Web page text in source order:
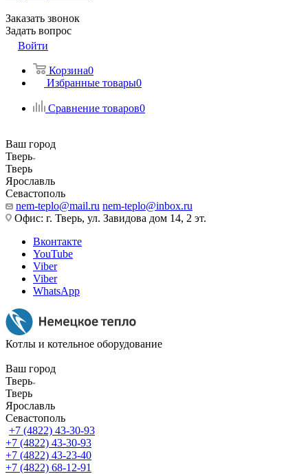
Заказать звонок
Задать вопрос
Войти
Корзина0
Избранные товары0
Сравнение товаров0
Ваш город
Тверь
Тверь
Ярославль
Севастополь
nem-teplo@mail.ru nem-teplo@inbox.ru
Офис: г. Тверь, ул. Завидова дом 14, 2 эт.
Вконтакте
YouTube
Viber
Viber
WhatsApp
Котлы и котельное оборудование
Ваш город
Тверь
Тверь
Ярославль
Севастополь
+7 (4822) 43-30-93
+7 (4822) 43-30-93
+7 (4822) 43-23-40
+7 (4822) 68-12-91